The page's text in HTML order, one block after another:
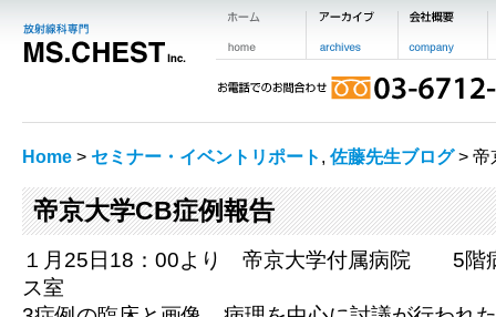
Home > セミナー・イベントリポート , 佐藤先生ブログ> 帝
帝京大学CB症例報告
１月25日18：00より 帝京大学付属病院 5階
ス室